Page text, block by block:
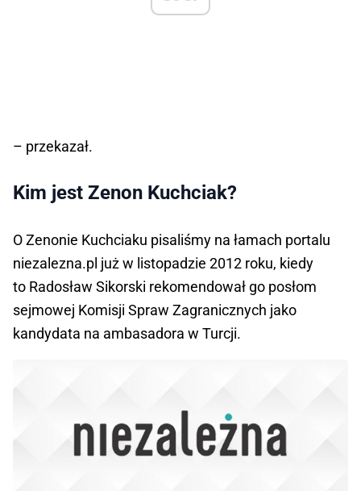
– przekazał.
Kim jest Zenon Kuchciak?
O Zenonie Kuchciaku pisaliśmy na łamach portalu
niezalezna.pl już w listopadzie 2012 roku, kiedy
to Radosław Sikorski rekomendował go posłom
sejmowej Komisji Spraw Zagranicznych jako
kandydata na ambasadora w Turcji.